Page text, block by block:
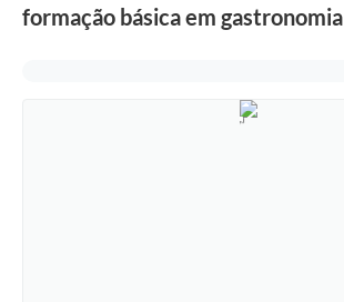
formação básica em gastronomia